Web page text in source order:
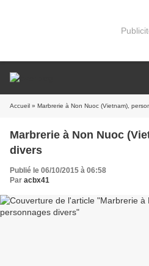
Accueil » Marbrerie à Non Nuoc (Vietnam),
Marbrerie à Non Nuoc
divers
Publié le 06/10/2015 à 06:58
Par acbx41